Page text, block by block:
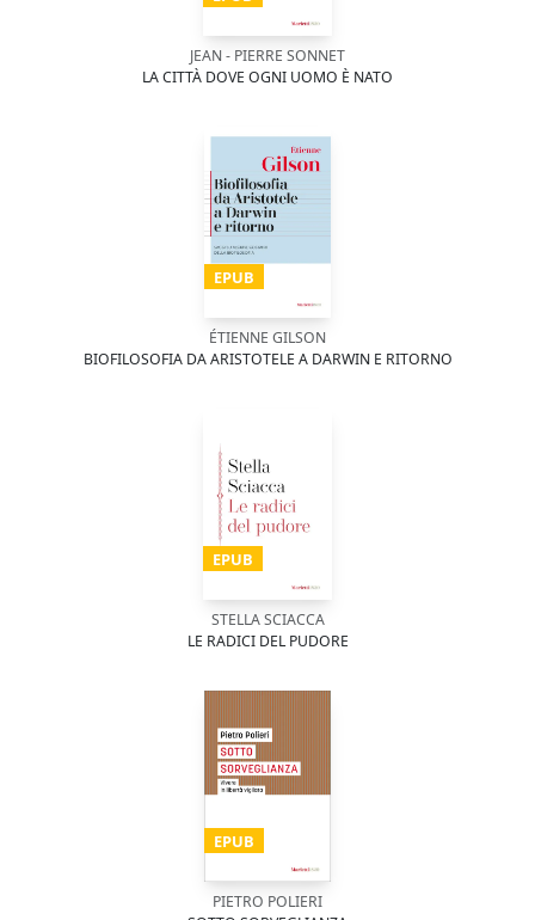
JEAN - PIERRE SONNET
LA CITTÀ DOVE OGNI UOMO È NATO
EPUB
ÉTIENNE GILSON
BIOFILOSOFIA DA ARISTOTELE A DARWIN E RITORNO
EPUB
STELLA SCIACCA
LE RADICI DEL PUDORE
EPUB
PIETRO POLIERI